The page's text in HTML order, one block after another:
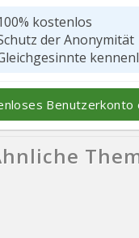
kostenlos
der Anonymität
Benutzerkonto